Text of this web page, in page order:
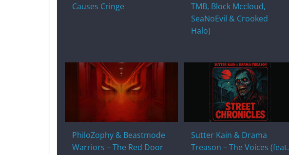
Causes Cringe
TMB, Block Mccloud,
SeaNoEvil & Crooked
Halo)
PhiloZophy & Beastmode
Warriors – The Red Door
Sutter Kain & Drama
Treason – The Voices (feat.